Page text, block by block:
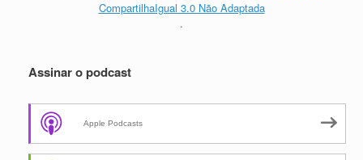
CompartilhaIgual 3.0 Não Adaptada
.
Assinar o podcast
Apple Podcasts